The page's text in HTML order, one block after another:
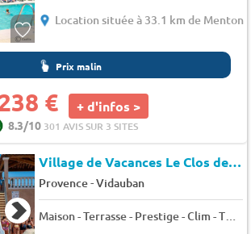
Location située à 33.1 km de Menton
Prix malin
€ + d'infos >
8.3/10 301 AVIS SUR 3 SITES
Village de Vacances Le Clos des Oliviers
Provence-Vidauban
Maison - Terrasse - Prestige - Clim - TV - 8 pers. - 120m2 - Animaux admis